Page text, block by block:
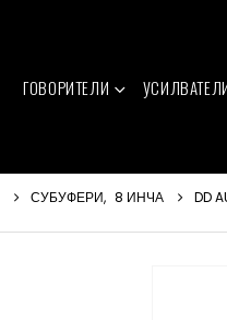
ГОВОРИТЕЛИ
СУБУФЕРИ, 8 ИНЧА DD